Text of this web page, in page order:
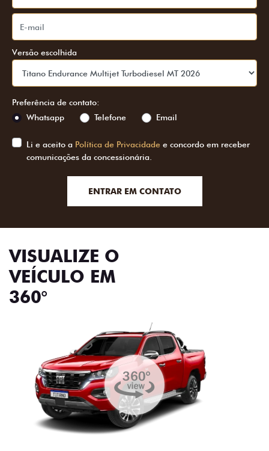
Versão escolhida
Preferência de contato:
Whatsapp
Telefone Email
Li e aceito a Política de Privacidade e concordo em receber
comunicações da concessionária.
ENTRAR EM CONTATO
VISUALIZE O
VEÍCULO EM
360°